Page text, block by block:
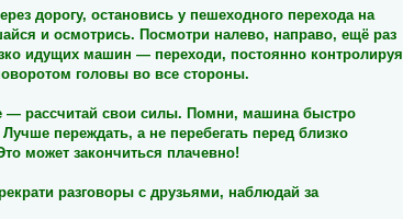
дорогу, остановись у пешеходного перехода на
и осмотрись. Посмотри налево, направо, ещё раз
идущих машин — переходи, постоянно контролируя
головы во все стороны.
— рассчитай свои силы. Помни, машина быстро
переждать, а не перебегать перед близко
может закончиться плачевно!
разговоры с друзьями, наблюдай за